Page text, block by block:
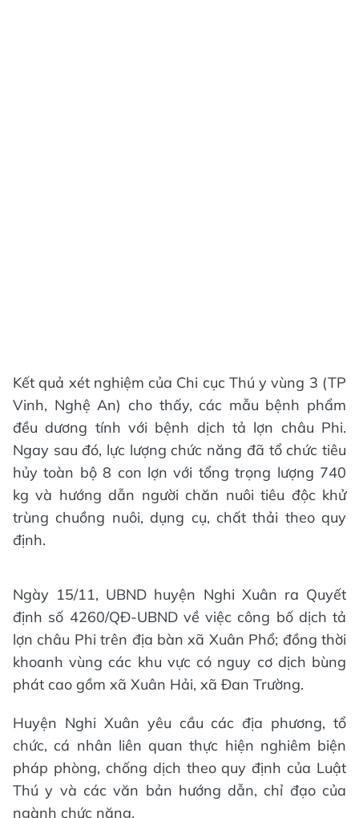
Kết quả xét nghiệm của Chi cục Thú y vùng 3 (TP
Vinh, Nghệ An) cho thấy, các mẫu bệnh phẩm
đều dương tính với bệnh dịch tả lợn châu Phi.
Ngay sau đó, lực lượng chức năng đã tổ chức tiêu
hủy toàn bộ 8 con lợn với tổng trọng lượng 740
kg và hướng dẫn người chăn nuôi tiêu độc khử
trùng chuồng nuôi, dụng cụ, chất thải theo quy
định.
Ngày 15/11, UBND huyện Nghi Xuân ra Quyết
định số 4260/QĐ-UBND về việc công bố dịch tả
lợn châu Phi trên địa bàn xã Xuân Phổ; đồng thời
khoanh vùng các khu vực có nguy cơ dịch bùng
phát cao gồm xã Xuân Hải, xã Đan Trường.
Huyện Nghi Xuân yêu cầu các địa phương, tổ
chức, cá nhân liên quan thực hiện nghiêm biện
pháp phòng, chống dịch theo quy định của Luật
Thú y và các văn bản hướng dẫn, chỉ đạo của
ngành chức năng.